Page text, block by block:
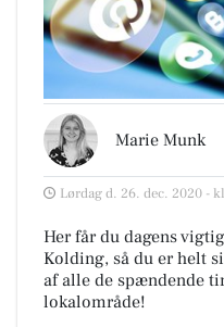
Marie Munk
Lørdag d. 26. dec. 2020 -
Her får du dagens
Kolding, så du er helt
af alle de spændende
lokalområde!